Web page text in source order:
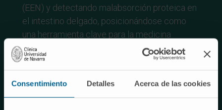
Consentimiento Detalles Acerca de las cookies
(EEN) y detectando malabsorción proteica en
el intestino delgado, posicionándose como
una herramienta clave para la medicina
personalizada y las terapias dirigidas al
microbioma.